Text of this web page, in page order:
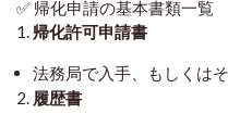
✅ 帰化申請の基本書類一覧
1. 帰化許可申請書
法務局で入手、もしくは
2. 履歴書